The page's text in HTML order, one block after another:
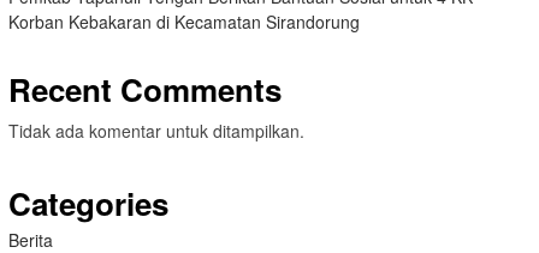
Korban Kebakaran di Kecamatan Sirandorung
Recent Comments
Tidak ada komentar untuk ditampilkan.
Categories
Berita